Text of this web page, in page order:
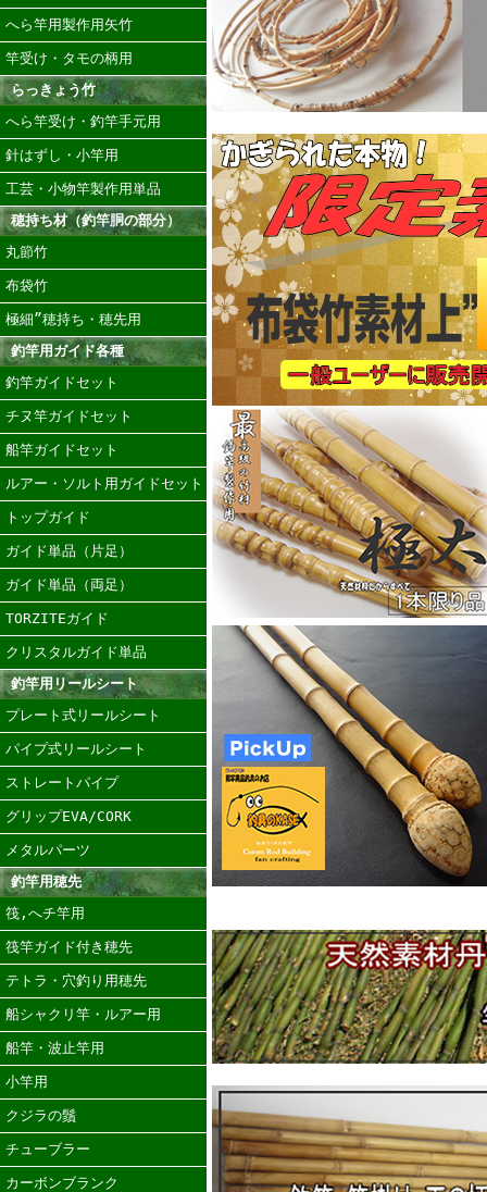
へら竿用製作用矢竹
竿受け・タモの柄用
らっきょう竹
へら竿受け・釣竿手元用
針はずし・小竿用
工芸・小物竿製作用単品
穂持ち材（釣竿胴の部分）
丸節竹
布袋竹
極細”穂持ち・穂先用
釣竿用ガイド各種
釣竿ガイドセット
チヌ竿ガイドセット
船竿ガイドセット
ルアー・ソルト用ガイドセット
トップガイド
ガイド単品（片足）
ガイド単品（両足）
TORZITEガイド
クリスタルガイド単品
釣竿用リールシート
プレート式リールシート
パイプ式リールシート
ストレートパイプ
グリップEVA/CORK
メタルパーツ
釣竿用穂先
筏,へチ竿用
筏竿ガイド付き穂先
テトラ・穴釣り用穂先
船シャクリ竿・ルアー用
船竿・波止竿用
小竿用
クジラの鬚
チューブラー
カーボンブランク